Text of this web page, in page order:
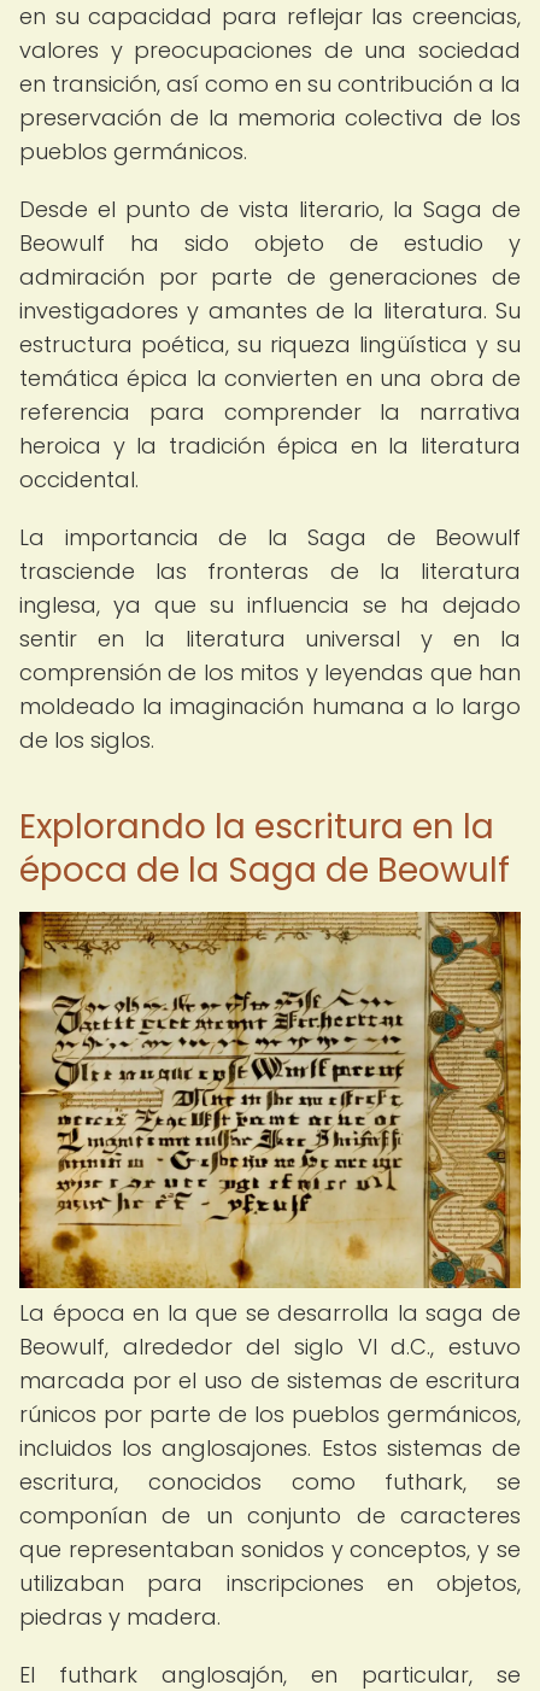
en su capacidad para reflejar las creencias,
valores y preocupaciones de una sociedad
en transición, así como en su contribución a la
preservación de la memoria colectiva de los
pueblos germánicos.
Desde el punto de vista literario, la Saga de
Beowulf ha sido objeto de estudio y
admiración por parte de generaciones de
investigadores y amantes de la literatura. Su
estructura poética, su riqueza lingüística y su
temática épica la convierten en una obra de
referencia para comprender la narrativa
heroica y la tradición épica en la literatura
occidental.
La importancia de la Saga de Beowulf
trasciende las fronteras de la literatura
inglesa, ya que su influencia se ha dejado
sentir en la literatura universal y en la
comprensión de los mitos y leyendas que han
moldeado la imaginación humana a lo largo
de los siglos.
Explorando la escritura en la
época de la Saga de Beowulf
La época en la que se desarrolla la saga de
Beowulf, alrededor del siglo VI d.C., estuvo
marcada por el uso de sistemas de escritura
rúnicos por parte de los pueblos germánicos,
incluidos los anglosajones. Estos sistemas de
escritura, conocidos como futhark, se
componían de un conjunto de caracteres
que representaban sonidos y conceptos, y se
utilizaban para inscripciones en objetos,
piedras y madera.
El futhark anglosajón, en particular, se